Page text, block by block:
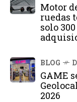
Motor
ruedas
solo
BLOG
GAME
2026